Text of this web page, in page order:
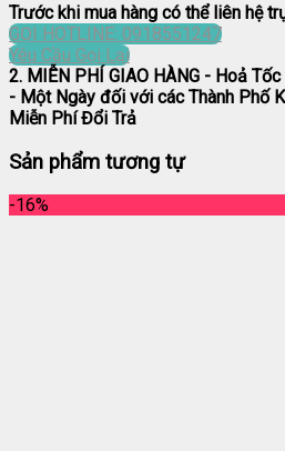
Trước khi mua hàng có thể liên hệ
GỌI HOTLINE: 0918551247
Yêu Cầu Gọi Lại
2. MIỄN PHÍ GIAO HÀNG - Hoả Tốc
- Một Ngày đối với các Thành Phố
Miễn Phí Đổi Trả
Sản phẩm tương tự
-16%